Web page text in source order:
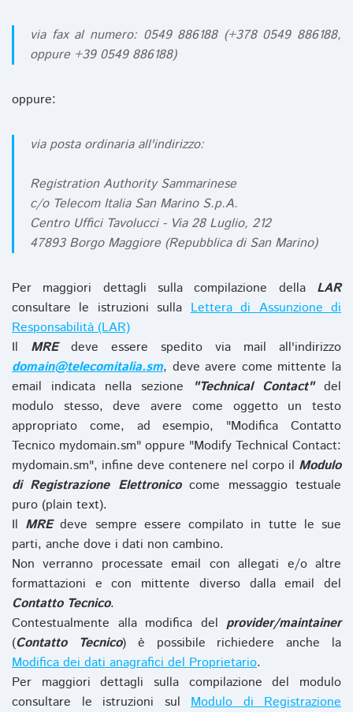
via fax al numero: 0549 886188 (+378 0549 886188,
oppure +39 0549 886188)
oppure:
via posta ordinaria all'indirizzo:
Registration Authority Sammarinese
c/o Telecom Italia San Marino S.p.A.
Centro Uffici Tavolucci - Via 28 Luglio, 212
47893 Borgo Maggiore (Repubblica di San Marino)
Per maggiori dettagli sulla compilazione della LAR
consultare le istruzioni sullaLettera di Assunzione di
Responsabilità (LAR)
Il MREdeve essere spedito via mail all'indirizzo
domain@telecomitalia.sm, deve avere come mittente la
email indicata nella sezione
"Technical Contact"del
modulo stesso, deve avere come oggetto un testo
appropriato come, ad esempio, "Modifica Contatto
Tecnico mydomain.sm" oppure "Modify Technical Contact:
mydomain.sm", infine deve contenere nel corpo il Modulo
di Registrazione Elettronicocome messaggio testuale
puro (plain text).
Il MREdeve sempre essere compilato in tutte le sue
parti, anche dove i dati non cambino.
Non verranno processate email con allegati e/o altre
formattazioni e con mittente diverso dalla email del
Contatto Tecnico.
Contestualmente alla modifica del provider/maintainer
(Contatto Tecnico) è possibile richiedere anche la
Modifica dei dati anagrafici del Proprietario.
Per maggiori dettagli sulla compilazione del modulo
consultare le istruzioni sul Modulo di Registrazione